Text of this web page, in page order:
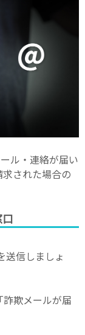
ル・連絡が届い
された場合の
信しましょ
欺メールが届